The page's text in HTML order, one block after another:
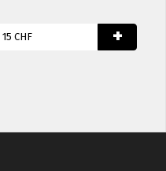
15 CHF +